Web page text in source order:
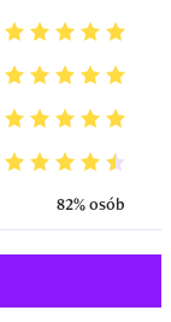
82% osób